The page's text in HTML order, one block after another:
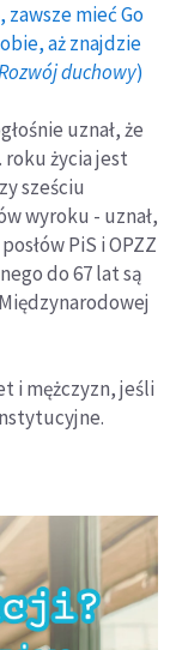
mieć Go
aż znajdzie
duchowy)
uznał, że
życia jest
sześciu
wyroku - uznał,
PiS i OPZZ
do 67 lat są
i mężczyzn, jeśli